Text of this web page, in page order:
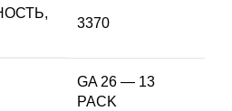
3370
GA 26 — 13
PACK